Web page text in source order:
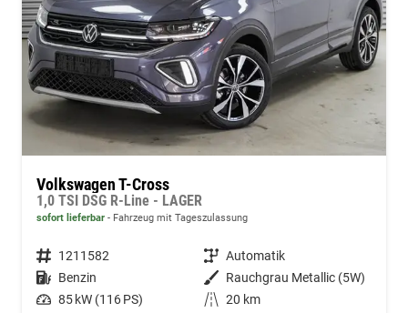
Volkswagen T-Cross
1,0 TSI DSG R-Line - LAGER
sofort lieferbar Fahrzeug mit Tageszulassung
Fahrzeugnummer 1211582 Getriebe Automatik
Kraftstoff Benzin Außenfarbe Rauchgrau Metallic (5W)
Leistung 85 kW (116 PS) Kilometerstand 20 km